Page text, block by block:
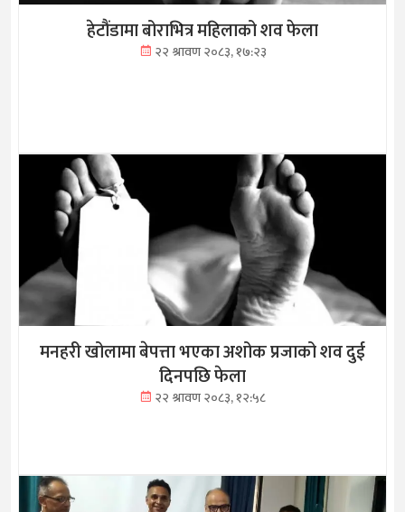
हेटौंडामा बोराभित्र महिलाको शव फेला
२२ श्रावण २०८३, १७:२३
मनहरी खोलामा बेपत्ता भएका अशोक प्रजाको शव दुई
दिनपछि फेला
२२ श्रावण २०८३, १२:५८